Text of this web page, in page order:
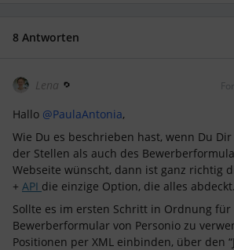
8 Antworten
Lena
Hallo @PaulaAntonia,
Wie Du es beschrieben hast, wenn Du
der Stellen als auch des
Webseite wünscht, dann ist ganz richtig
+ API die einzige Option, die alles
Sollte es im ersten Schritt in Ordnung für
Bewerberformular von Personio zu
Positionen per XML einbinden, über den